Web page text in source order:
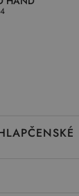
môžem vrátiť